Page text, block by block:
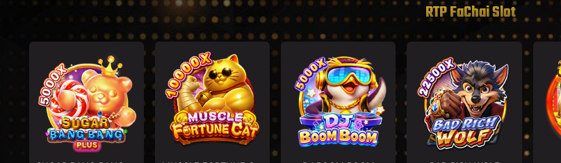
RTP FaChai Slot